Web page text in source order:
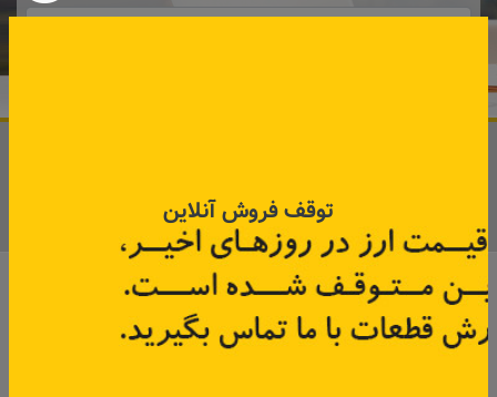
۰۲۱ ۳۳۹۱۶۵۱۵_۱۶
تامین مداوم قطعات یدکی اصلی رنو
توقف فروش آنلاین